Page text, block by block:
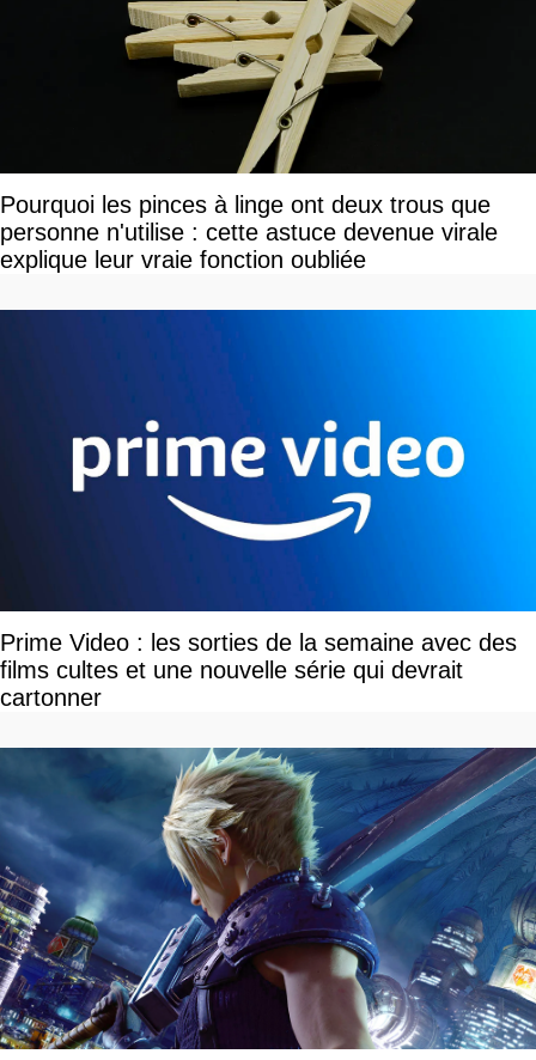
Pourquoi les pinces à linge ont deux trous que
personne n'utilise : cette astuce devenue virale
explique leur vraie fonction oubliée
Prime Video : les sorties de la semaine avec des
films cultes et une nouvelle série qui devrait
cartonner